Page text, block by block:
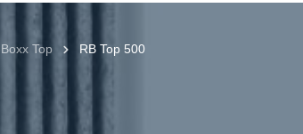
Top RB Top 500